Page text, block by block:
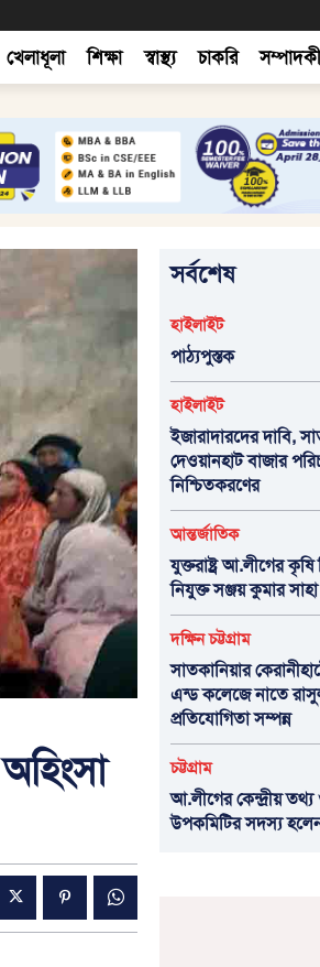
খেলাধূলা শিক্ষা স্বাস্থ্য চাকরি
সর্বশেষ
হাইলাইট
পাঠ্যপুস্তক
হাইলাইট
ইজারাদারদের দাবি,
দেওয়ানহাট বাজার
নিশ্চিতকরণের
আন্তর্জাতিক
যুক্তরাষ্ট্র আ.লীগের
নিযুক্ত সঞ্জয় কুমার সাহা
দক্ষিন চট্টগ্রাম
সাতকানিয়ার
এন্ড কলেজে নাতে
প্রতিযোগিতা সম্পন্ন
চট্টগ্রাম
আ.লীগের কেন্দ্রীয়
উপকমিটির সদস্য